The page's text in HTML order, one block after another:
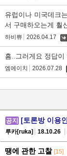
유럽이나 미국데크
서 구매하오는게 훨
하비쀼 2026.04.17
흠..그러게요 정답
엠에이치 2026.07.28
공지 [토론방 이용
루카[ruka]
18.10.26
땡에 관한 고찰 [15]